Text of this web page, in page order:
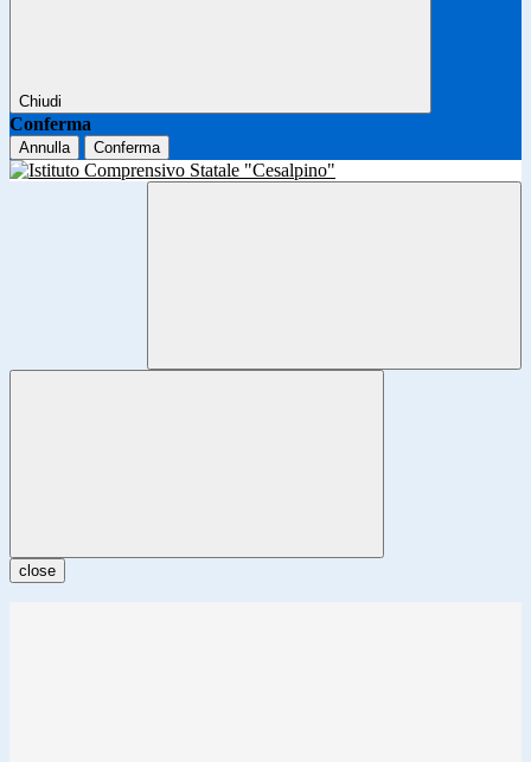
Chiudi
Conferma
Annulla Conferma
close